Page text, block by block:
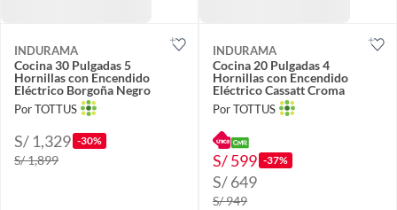
INDURAMA
Cocina 30 Pulgadas 5
Hornillas con Encendido
Eléctrico Borgoña Negro
Por TOTTUS
S/ 1,329 -30%
S/ 1,899
INDURAMA
Cocina 20 Pulgadas 4
Hornillas con Encendido
Eléctrico Cassatt Croma
Por TOTTUS
S/ 599 -37%
S/ 649
S/ 949